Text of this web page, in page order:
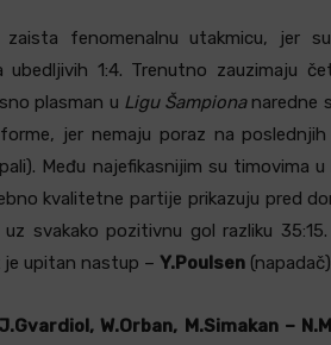
zaista fenomenalnu utakmicu, jer
1:4. Trenutno zauzimaju
plasman u Ligu Šampionanaredne
jer nemaju poraz na
Među najefikasnijim su timovima u
kvalitetne partije prikazuju pred
svakako pozitivnu gol razliku
upitan nastup – Y.Poulsen
W.Orban, M.Simakan –